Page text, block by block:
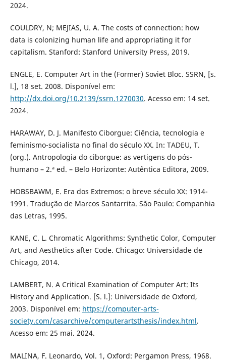
2024.
COULDRY, N; MEJIAS, U. A. The costs of connection: how
data is colonizing human life and appropriating it for
capitalism. Stanford: Stanford University Press, 2019.
ENGLE, E. Computer Art in the (Former) Soviet Bloc. SSRN, [s.
l.], 18 set. 2008. Disponível em:
http://dx.doi.org/10.2139/ssrn.1270030. Acesso em: 14 set.
2024.
HARAWAY, D. J. Manifesto Ciborgue: Ciência, tecnologia e
feminismo-socialista no final do século XX. In: TADEU, T.
(org.). Antropologia do ciborgue: as vertigens do pós-
humano – 2.ª ed. – Belo Horizonte: Autêntica Editora, 2009.
HOBSBAWM, E. Era dos Extremos: o breve século XX: 1914-
1991. Tradução de Marcos Santarrita. São Paulo: Companhia
das Letras, 1995.
KANE, C. L. Chromatic Algorithms: Synthetic Color, Computer
Art, and Aesthetics after Code. Chicago: Universidade de
Chicago, 2014.
LAMBERT, N. A Critical Examination of Computer Art: Its
History and Application. [S. l.]: Universidade de Oxford,
2003. Disponível em: https://computer-arts-
society.com/casarchive/computerartsthesis/index.html.
Acesso em: 25 mai. 2024.
MALINA, F. Leonardo, Vol. 1, Oxford: Pergamon Press, 1968.